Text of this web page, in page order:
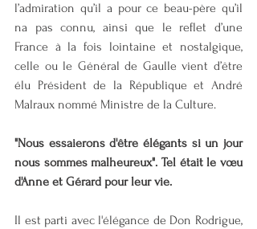
l’admiration qu’il a pour ce beau-père qu’il
na pas connu, ainsi que le reflet d’une
France à la fois lointaine et nostalgique,
celle ou le Général de Gaulle vient d’être
élu Président de la République et André
Malraux nommé Ministre de la Culture.
"Nous essaierons d'être élégants si un jour
nous sommes malheureux". Tel était le vœu
d'Anne et Gérard pour leur vie.
Il est parti avec l'élégance de Don Rodrigue,